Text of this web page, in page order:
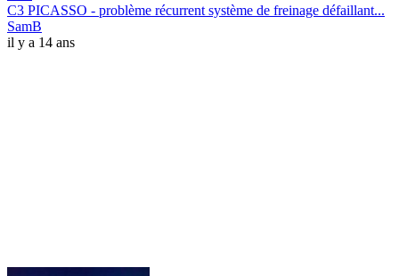
C3 PICASSO - problème récurrent système de freinage défaillant...
SamB
il y a 14 ans